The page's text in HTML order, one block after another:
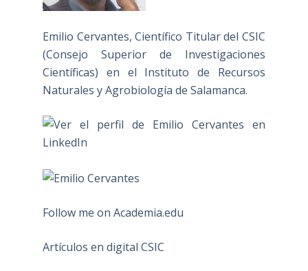
Emilio Cervantes, Científico Titular del CSIC
(Consejo Superior de Investigaciones
Científicas) en el Instituto de Recursos
Naturales y Agrobiología de Salamanca.
Follow me on Academia.edu
Artículos en digital CSIC